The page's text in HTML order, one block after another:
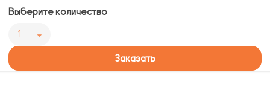
Выберите количество
1
Заказать